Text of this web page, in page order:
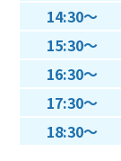
14:30～
15:30～
16:30～
17:30～
18:30～